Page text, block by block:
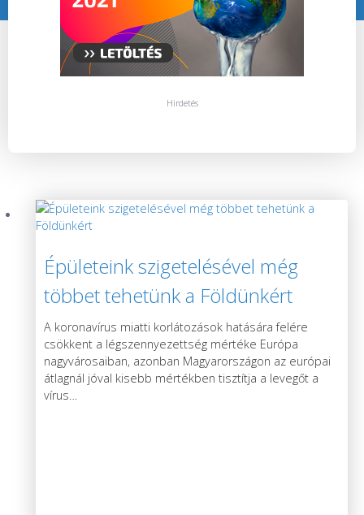
Hirdetés
Épületeink szigetelésével még
többet tehetünk a Földünkért
A koronavírus miatti korlátozások hatására felére
csökkent a légszennyezettség mértéke Európa
nagyvárosaiban, azonban Magyarországon az európai
átlagnál jóval kisebb mértékben tisztítja a levegőt a
vírus